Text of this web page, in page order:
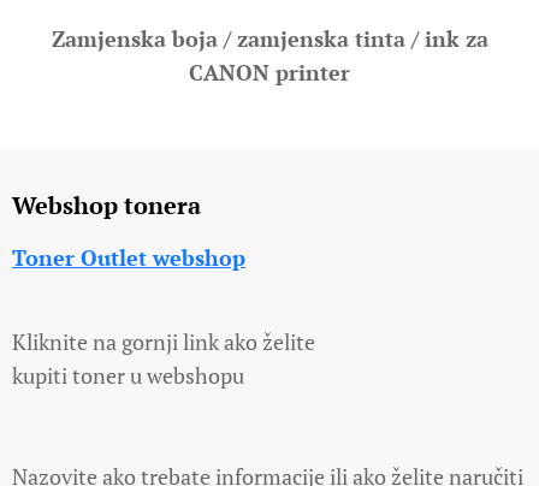
Zamjenska boja / zamjenska tinta / ink za
CANON printer
Webshop tonera
Toner Outlet webshop
Kliknite na gornji link ako želite
kupiti toner u webshopu
Nazovite ako trebate informacije ili ako želite naručiti